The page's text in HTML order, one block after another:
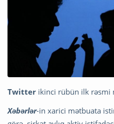
Twitter ikinci rübün ilk rəsmi
Xəbərlər-in xarici mətbuata